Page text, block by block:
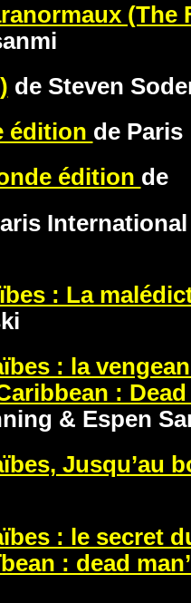
de Steven
édition de Paris
édition de
: La
: la
:
& Espen
Jusqu’au
: le secret
: dead